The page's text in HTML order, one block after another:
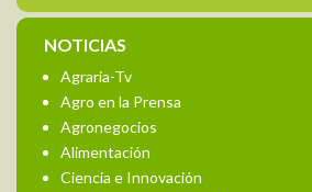
NOTICIAS
Agraria-Tv
Agro en la Prensa
Agronegocios
Alimentación
Ciencia e Innovación